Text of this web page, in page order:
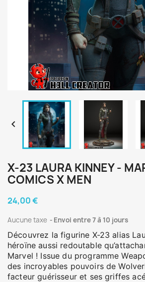

X-23 LAURA KINNEY -
COMICS X MEN
24,00 €
Aucune taxe Envoi entre 7 à 10 jours
Découvrez la figurine X-23 alias
héroïne aussi redoutable
Marvel ! Issue du programme
des incroyables pouvoirs de
facteur guérisseur et ses griffes